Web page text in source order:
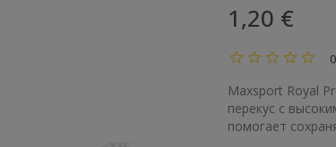
1,20 €
Maxsport Royal
перекус с
помогает